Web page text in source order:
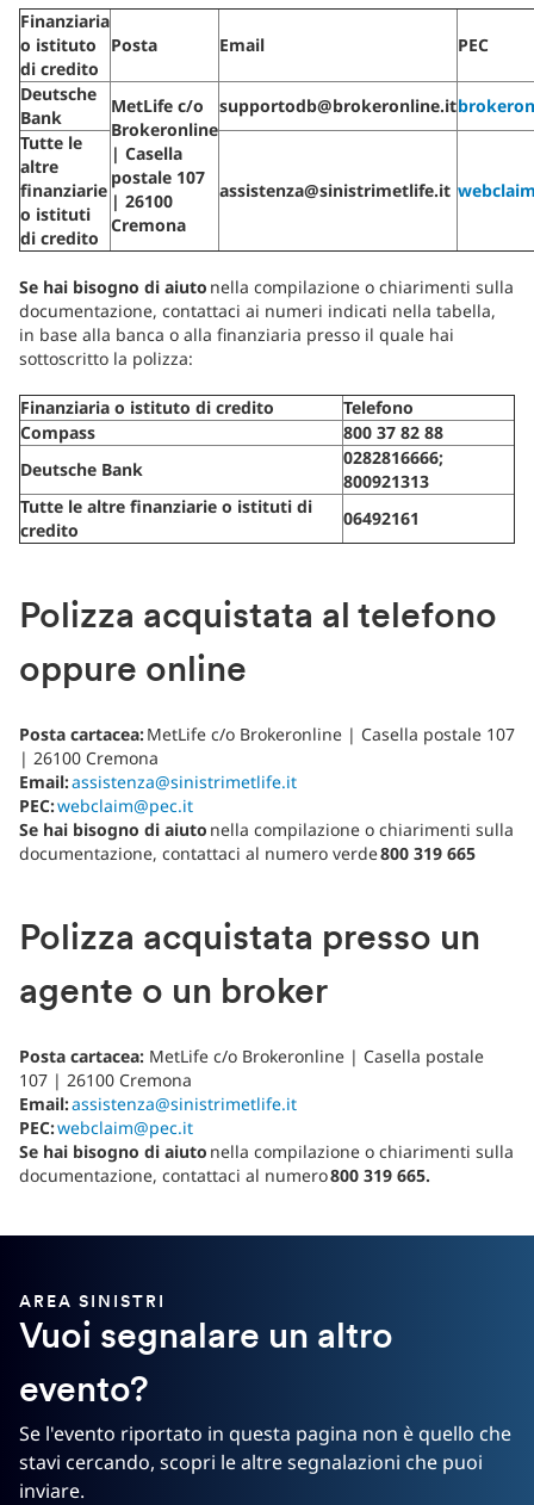
Finanziaria
o istituto
di credito
Posta Email PEC
Deutsche
Bank
MetLife c/o
Brokeronline
| Casella
postale 107
| 26100
Cremona
supportodb@brokeronline.it
Tutte le
altre
finanziarie
o istituti
di credito
assistenza@sinistrimetlife.it
Se hai bisogno di aiuto nella compilazione o chiarimenti sulla
documentazione, contattaci ai numeri indicati nella tabella,
in base alla banca o alla finanziaria presso il quale hai
sottoscritto la polizza:
Finanziaria o istituto di credito
Telefono
Compass
800 37 82 88
Deutsche Bank
0282816666;
800921313
Tutte le altre finanziarie o istituti di
credito
06492161
Polizza acquistata al telefono
oppure online
Posta cartacea:MetLife c/o Brokeronline | Casella postale 107
| 26100 Cremona
Email:assistenza@sinistrimetlife.it
PEC:webclaim@pec.it
Se hai bisogno di aiuto nella compilazione o chiarimenti sulla
documentazione, contattaci al numero verde800 319 665
Polizza acquistata presso un
agente o un broker
Posta cartacea: MetLife c/o Brokeronline | Casella postale
107 | 26100 Cremona
Email:assistenza@sinistrimetlife.it
PEC:webclaim@pec.it
Se hai bisogno di aiuto nella compilazione o chiarimenti sulla
documentazione, contattaci al numero800 319 665.
AREA SINISTRI
Vuoi segnalare un altro
evento?
Se l'evento riportato in questa pagina non è quello che
stavi cercando, scopri le altre segnalazioni che puoi
inviare.